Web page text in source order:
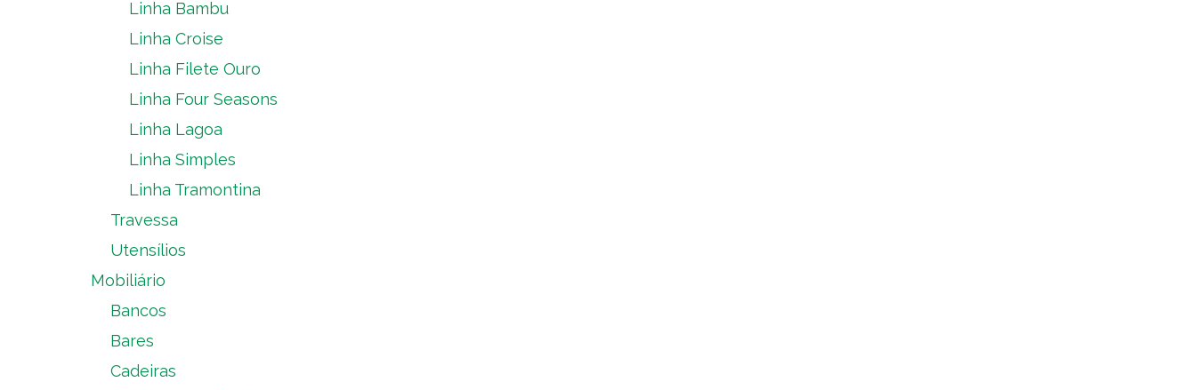
Linha Bambu
Linha Croise
Linha Filete Ouro
Linha Four Seasons
Linha Lagoa
Linha Simples
Linha Tramontina
Travessa
Utensílios
Mobiliário
Bancos
Bares
Cadeiras